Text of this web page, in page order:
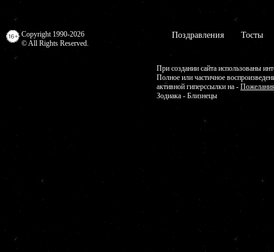
Copyright 1990-2026
© All Rights Reserved.
Поздравления Тосты
При создании сайта использованы
Полное или частичное
активной гиперссылки на -
Зодиака - Близнецы